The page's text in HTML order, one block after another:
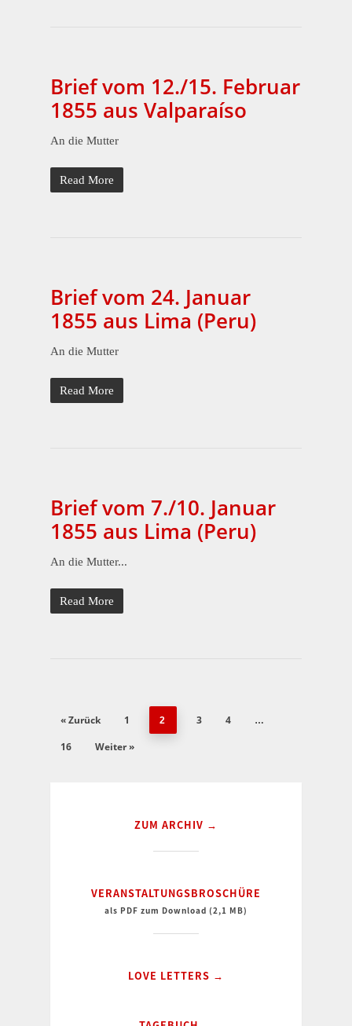
Brief vom 12./15. Februar
1855 aus Valparaíso
An die Mutter
Read More
Brief vom 24. Januar
1855 aus Lima (Peru)
An die Mutter
Read More
Brief vom 7./10. Januar
1855 aus Lima (Peru)
An die Mutter...
Read More
« Zurück 1 2 3 4 …
16 Weiter »
ZUM ARCHIV →
VERANSTALTUNGSBROSCHÜRE
als PDF zum Download (2,1 MB)
LOVE LETTERS →